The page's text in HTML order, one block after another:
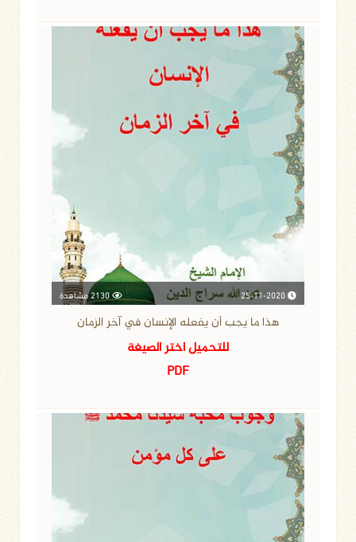
هذا ما يجب أن يفعله الإنسان في آخر الزمان
للتحميل اختر الصيغة
PDF